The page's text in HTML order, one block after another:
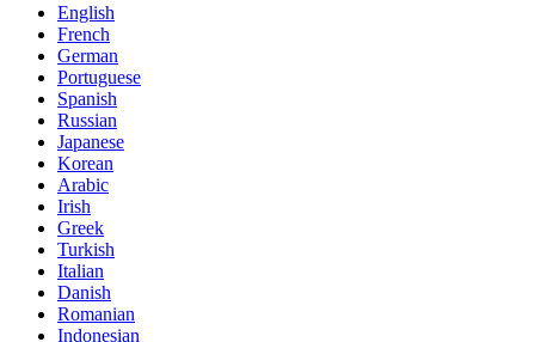
English
French
German
Portuguese
Spanish
Russian
Japanese
Korean
Arabic
Irish
Greek
Turkish
Italian
Danish
Romanian
Indonesian